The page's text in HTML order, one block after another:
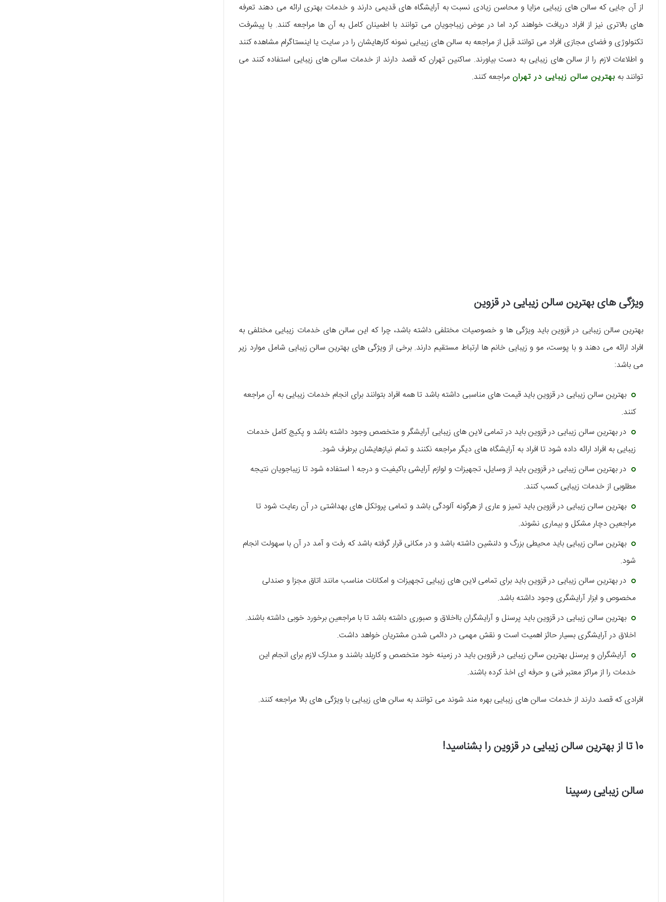
از آن جایی که سالن های زیبایی مزایا و محاسن زیادی نسبت به آرایشگاه های قدیمی دارند و خدمات بهتری ارائه می دهند تعرفه
های بالاتری نیز از افراد دریافت خواهند کرد اما در عوض زیباجویان می توانند با اطمینان کامل به آن ها مراجعه کنند. با پیشرفت
تکنولوژی و فضای مجازی افراد می توانند قبل از مراجعه به سالن های زیبایی نمونه کارهایشان را در سایت یا اینستاگرام مشاهده کنند
و اطلاعات لازم را از سالن های زیبایی به دست بیاورند. ساکنین تهران که قصد دارند از خدمات سالن های زیبایی استفاده کنند می
توانند به بهترین سالن زیبایی در تهرانمراجعه کنند.
ویژگی های بهترین سالن زیبایی در قزوین
بهترین سالن زیبایی در قزوین باید ویژگی ها و خصوصیات مختلفی داشته باشد، چرا که این سالن های خدمات زیبایی مختلفی به
افراد ارائه می دهند و با پوست، مو و زیبایی خانم ها ارتباط مستقیم دارند. برخی از ویژگی های بهترین سالن زیبایی شامل موارد زیر
می باشد:
بهترین سالن زیبایی در قزوین باید قیمت های مناسبی داشته باشد تا همه افراد بتوانند برای انجام خدمات زیبایی به آن مراجعه
کنند.
در بهترین سالن زیبایی در قزوین باید در تمامی لاین های زیبایی آرایشگر و متخصص وجود داشته باشد و پکیج کامل خدمات
زیبایی به افراد ارائه داده شود تا افراد به آرایشگاه های دیگر مراجعه نکنند و تمام نیازهایشان برطرف شود.
در بهترین سالن زیبایی در قزوین باید از وسایل، تجهیزات و لوازم آرایشی باکیفیت و درجه 1 استفاده شود تا زیباجویان نتیجه
مطلوبی از خدمات زیبایی کسب کنند.
بهترین سالن زیبایی در قزوین باید تمیز و عاری از هرگونه آلودگی باشد و تمامی پروتکل های بهداشتی در آن رعایت شود تا
مراجعین دچار مشکل و بیماری نشوند.
بهترین سالن زیبایی باید محیطی بزرگ و دلنشین داشته باشد و در مکانی قرار گرفته باشد که رفت و آمد در آن با سهولت انجام
شود.
در بهترین سالن زیبایی در قزوین باید برای تمامی لاین های زیبایی تجهیزات و امکانات مناسب مانند اتاق مجزا و صندلی
مخصوص و ابزار آرایشگری وجود داشته باشد.
بهترین سالن زیبایی در قزوین باید پرسنل و آرایشگران بااخلاق و صبوری داشته باشد تا با مراجعین برخورد خوبی داشته باشند.
اخلاق در آرایشگری بسیار حائز اهمیت است و نقش مهمی در دائمی شدن مشتریان خواهد داشت.
آرایشگران و پرسنل بهترین سالن زیبایی در قزوین باید در زمینه خود متخصص و کاربلد باشند و مدارک لازم برای انجام این
خدمات را از مراکز معتبر فنی و حرفه ای اخذ کرده باشند.
افرادی که قصد دارند از خدمات سالن های زیبایی بهره مند شوند می توانند به سالن های زیبایی با ویژگی های بالا مراجعه کنند.
10 تا از بهترین سالن زیبایی در قزوین را بشناسید!
سالن زیبایی رسپینا